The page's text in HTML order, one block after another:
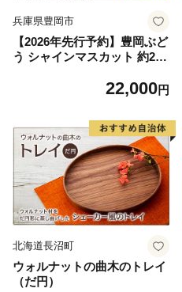
兵庫県豊岡市
【2026年先行予約】豊岡ぶど
う シャインマスカット 約2kg
高い 濃厚 甘味 上品な香り 歯
ト ぶどう ブドウ 葡萄 果物
くだもの フルーツ ふくい農
園
22,000円
北海道長沼町
ウォルナットの曲木のトレイ
（だ円）